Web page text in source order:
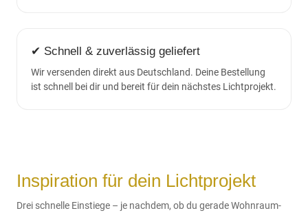
✔ Schnell & zuverlässig geliefert
Wir versenden direkt aus Deutschland. Deine Bestellung
ist schnell bei dir und bereit für dein nächstes Lichtprojekt.
Inspiration für dein Lichtprojekt
Drei schnelle Einstiege – je nachdem, ob du gerade Wohnraum-